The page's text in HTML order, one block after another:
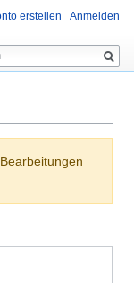
erstellen Anmelden